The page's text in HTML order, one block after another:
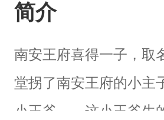
简介
南安王府喜得一子，取
堂拐了南安王府的小主
小王爷……这小王爷生